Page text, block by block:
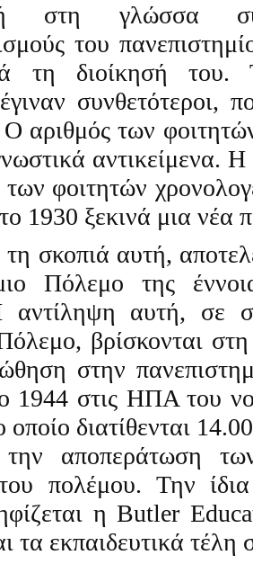
στη γλώσσα
του
τη διοίκησή του.
συνθετότεροι,
Ο αριθμός των
αντικείμενα. Η
φοιτητών
1930 ξεκινά μια νέα
σκοπιά αυτή,
Πόλεμο της
αντίληψη αυτή, σε
βρίσκονται
στην
1944 στις ΗΠΑ του
οποίο διατίθενται
την αποπεράτωση
πολέμου. Την
ηButler
τα εκπαιδευτικά τέλη